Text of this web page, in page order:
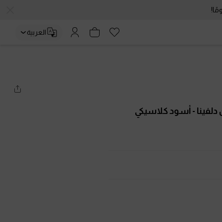
العربية
- أسود كلاسيكي